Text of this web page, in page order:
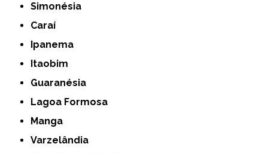
Simonésia
Caraí
Ipanema
Itaobim
Guaranésia
Lagoa Formosa
Manga
Varzelândia